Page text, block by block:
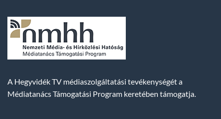
A Hegyvidék TV médiaszolgáltatási tevékenységét a
Médiatanács Támogatási Program keretében támogatja.